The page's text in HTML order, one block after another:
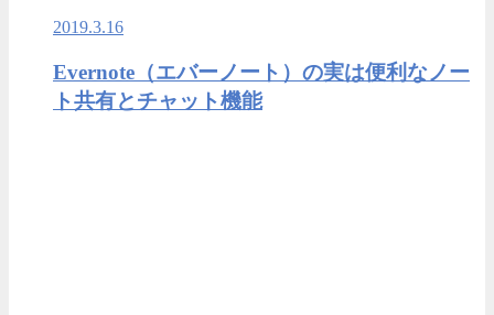
2019.3.16
Evernote（エバーノート）の実は便利なノー
ト共有とチャット機能